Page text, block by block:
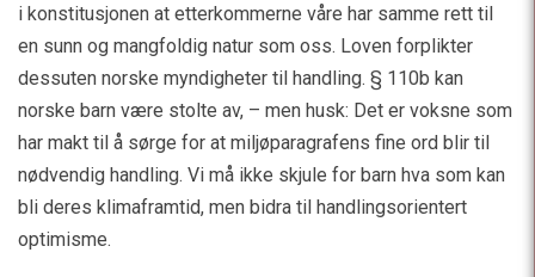
i konstitusjonen at etterkommerne våre har samme rett til
en sunn og mangfoldig natur som oss. Loven forplikter
dessuten norske myndigheter til handling. § 110b kan
norske barn være stolte av, – men husk: Det er voksne som
har makt til å sørge for at miljøparagrafens fine ord blir til
nødvendig handling. Vi må ikke skjule for barn hva som kan
bli deres klimaframtid, men bidra til handlingsorientert
optimisme.